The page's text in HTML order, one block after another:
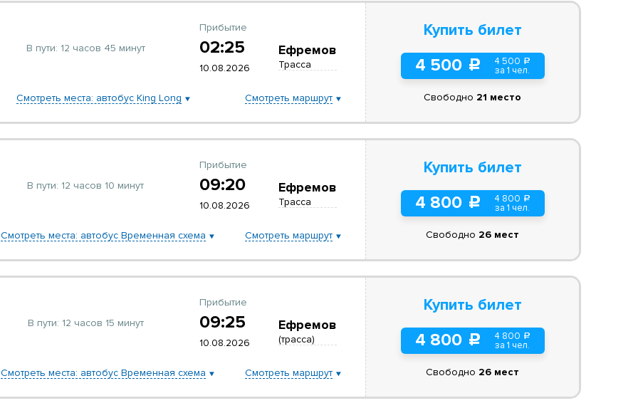
В пути: 12 часов 45 минут
Прибытие
02:25
10.08.2026
Ефремов
Трасса
Смотреть места: автобус King Long Смотреть маршрут
Купить билет
4 500 c 4 500 a
за 1 чел.
Свободно 21 место
В пути: 12 часов 10 минут
Прибытие
09:20
10.08.2026
Ефремов
Трасса
Смотреть места: автобус Временная схема Смотреть маршрут
Купить билет
4 800 c 4 800 a
за 1 чел.
Свободно 26 мест
В пути: 12 часов 15 минут
Прибытие
09:25
10.08.2026
Ефремов
(трасса)
Смотреть места: автобус Временная схема Смотреть маршрут
Купить билет
4 800 c 4 800 a
за 1 чел.
Свободно 26 мест